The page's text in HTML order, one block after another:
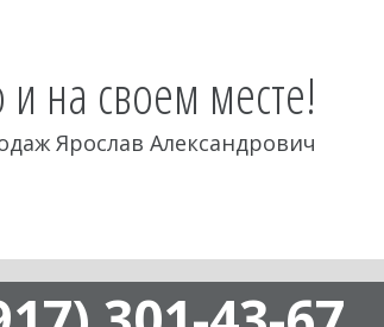
на своем месте!
Ярослав Александрович